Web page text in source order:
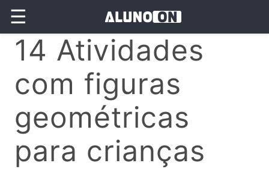
☰
14 Atividades
com figuras
geométricas
para crianças